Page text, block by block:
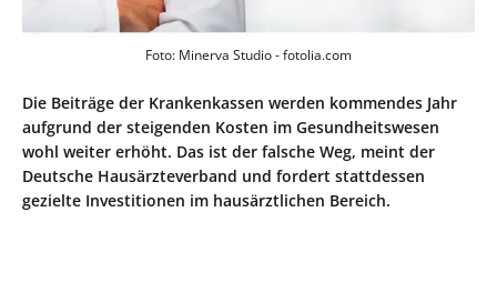
Foto: Minerva Studio - fotolia.com
Die Beiträge der Krankenkassen werden kommendes Jahr
aufgrund der steigenden Kosten im Gesundheitswesen
wohl weiter erhöht. Das ist der falsche Weg, meint der
Deutsche Hausärzteverband und fordert stattdessen
gezielte Investitionen im hausärztlichen Bereich.